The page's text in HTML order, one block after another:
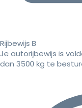
Rijbewijs B
Je autorijbewijs is
dan 3500 kg te